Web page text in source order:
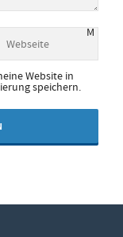
M
Website in
speichern.